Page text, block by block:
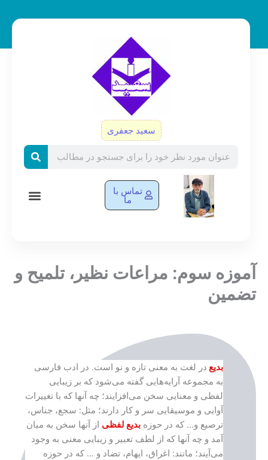
سعید جعفری
تماس با
ما
آموزه سوم: مراعات نظیر، تلمیح و
تضمین
بدیع در لغت به معنی تازه و نو است. در ادب فارسی
به مجموعه آرایه‌هایی گفته می‌شود که بر زیبایی
لفظی و معنایی سخن می‌افزایند؛ چه آنها که با تغییرات
آوایی و موسیقایی سر و کار دارند؛ مثل: سجع، جناس،
ترصیع و… که در حوزه بدیع لفظی از آنها سخن به میان
آمد و چه آنها که از لطف تعبیر و زیبایی معنی به وجود
می‌آیند؛ مانند: اغراق، ایهام، تضاد و … که در حوزه